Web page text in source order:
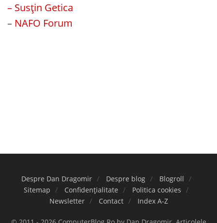
– Susțin Getica
– NAFO Forum
Despre Dan Dragomir Despre blog
Blogroll
Sitemap
Confidențialitate
Politica cookies
Newsletter
Contact Index A-Z